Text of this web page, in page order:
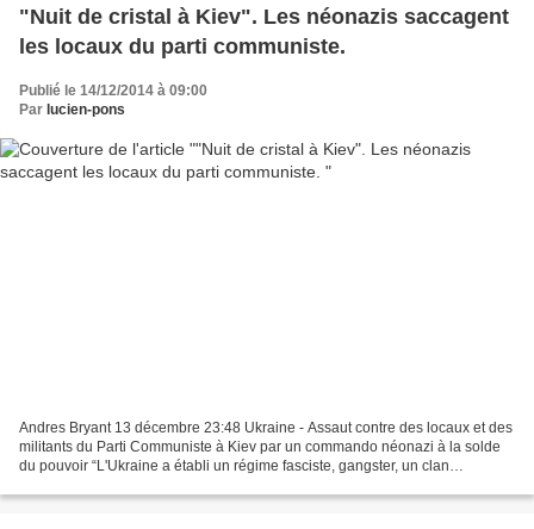
"Nuit de cristal à Kiev". Les néonazis saccagent
les locaux du parti communiste.
Publié le 14/12/2014 à 09:00
Par lucien-pons
Andres Bryant 13 décembre 23:48 Ukraine - Assaut contre des locaux et des
militants du Parti Communiste à Kiev par un commando néonazi à la solde
du pouvoir “L'Ukraine a établi un régime fasciste, gangster, un clan